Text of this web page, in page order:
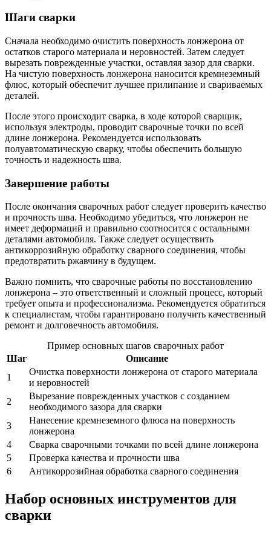
Шаги сварки
Сначала необходимо очистить поверхность лонжерона от
остатков старого материала и неровностей. Затем следует
вырезать поврежденные участки, оставляя зазор для сварки.
На чистую поверхность лонжерона наносится кремнеземный
флюс, который обеспечит лучшее прилипание и свариваемых
деталей.
После этого происходит сварка, в ходе которой сварщик,
используя электроды, проводит сварочные точки по всей
длине лонжерона. Рекомендуется использовать
полуавтоматическую сварку, чтобы обеспечить большую
точность и надежность шва.
Завершение работы
После окончания сварочных работ следует проверить качество
и прочность шва. Необходимо убедиться, что лонжерон не
имеет деформаций и правильно соотносится с остальными
деталями автомобиля. Также следует осуществить
антикоррозийную обработку сварного соединения, чтобы
предотвратить ржавчину в будущем.
Важно помнить, что сварочные работы по восстановлению
лонжерона – это ответственный и сложный процесс, который
требует опыта и профессионализма. Рекомендуется обратиться
к специалистам, чтобы гарантировано получить качественный
ремонт и долговечность автомобиля.
Пример основных шагов сварочных работ
Шаг
Описание
1
Очистка поверхности лонжерона от старого материала
и неровностей
2
Вырезание поврежденных участков с созданием
необходимого зазора для сварки
3
Нанесение кремнеземного флюса на поверхность
лонжерона
4
Сварка сварочными точками по всей длине лонжерона
5
Проверка качества и прочности шва
6
Антикоррозийная обработка сварного соединения
Набор основных инструментов для
сварки